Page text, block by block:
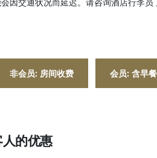
非会员: 房间收费 会员: 含早餐
的优惠